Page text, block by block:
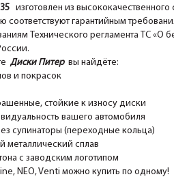
изготовлен из
соответствуют гарантийным
Технического регламента ТС «О
Диски Питер вы найдёте:
и покрасок
стойкие к износу диски
вашего автомобиля
супинаторы (переходные кольца)
сплав
с заводским логотипом
NEO, Venti можно купить по одному!